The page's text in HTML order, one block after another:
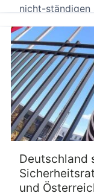
nicht-ständigen
Vereinten
Deutschland
und